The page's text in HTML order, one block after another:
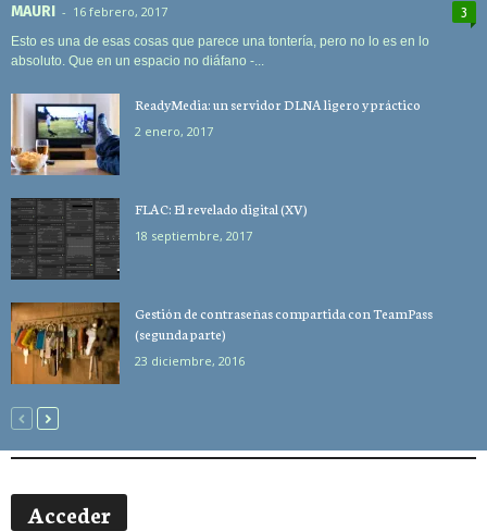
MAURI - 16 febrero, 2017 3
Esto es una de esas cosas que parece una tontería, pero no lo es en lo
absoluto. Que en un espacio no diáfano -...
ReadyMedia: un servidor DLNA ligero y práctico
2 enero, 2017
FLAC: El revelado digital (XV)
18 septiembre, 2017
Gestión de contraseñas compartida con TeamPass
(segunda parte)
23 diciembre, 2016
Acceder